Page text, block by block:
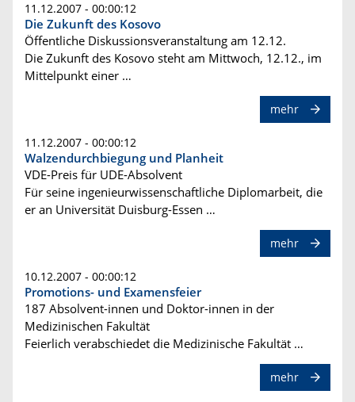
11.12.2007 - 00:00:12
Die Zukunft des Kosovo
Öffentliche Diskussionsveranstaltung am 12.12.
Die Zukunft des Kosovo steht am Mittwoch, 12.12., im
Mittelpunkt einer …
mehr
11.12.2007 - 00:00:12
Walzendurchbiegung und Planheit
VDE-Preis für UDE-Absolvent
Für seine ingenieurwissenschaftliche Diplomarbeit, die
er an Universität Duisburg-Essen …
mehr
10.12.2007 - 00:00:12
Promotions- und Examensfeier
187 Absolvent-innen und Doktor-innen in der
Medizinischen Fakultät
Feierlich verabschiedet die Medizinische Fakultät …
mehr